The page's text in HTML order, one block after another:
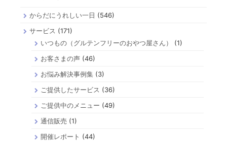
からだにうれしい一日 (546)
サービス (171)
いつもの（グルテンフリーのおやつ屋さん）
(1)
お客さまの声 (46)
お悩み解決事例集 (3)
ご提供したサービス (36)
ご提供中のメニュー (49)
通信販売 (1)
開催レポート (44)